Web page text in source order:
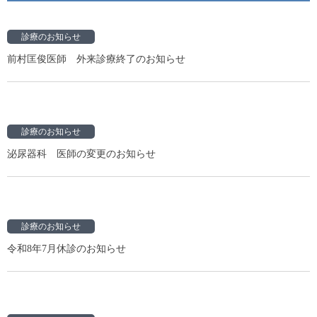
診療のお知らせ
前村匡俊医師 外来診療終了のお知らせ
診療のお知らせ
泌尿器科 医師の変更のお知らせ
診療のお知らせ
令和8年7月休診のお知らせ